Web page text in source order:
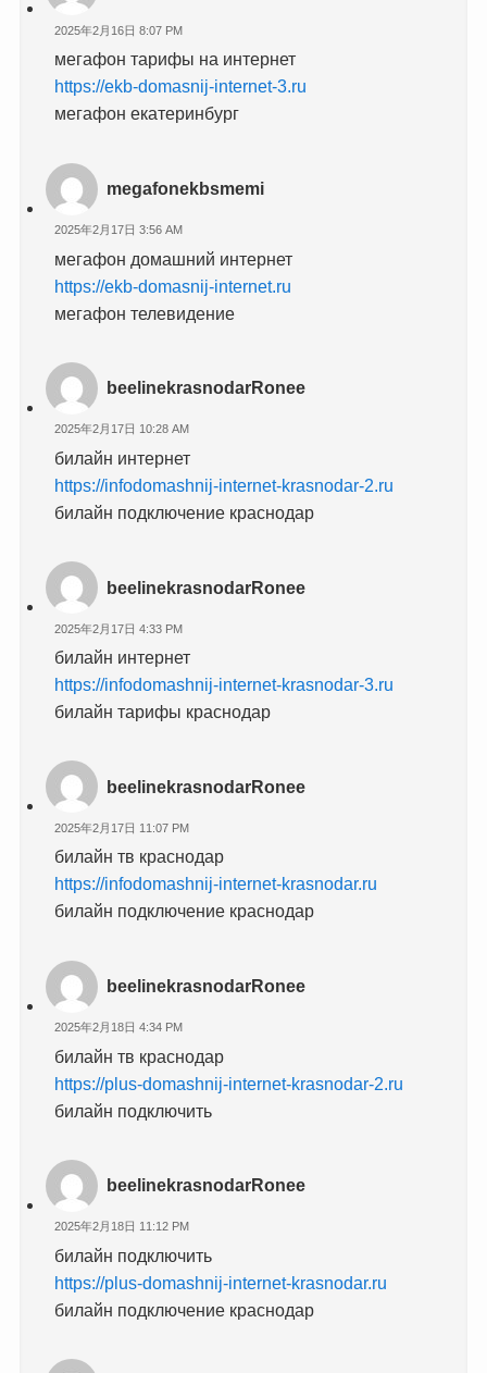
2025年2月16日 8:07 PM
мегафон тарифы на интернет
https://ekb-domasnij-internet-3.ru
мегафон екатеринбург
megafonekbsmemi
2025年2月17日 3:56 AM
мегафон домашний интернет
https://ekb-domasnij-internet.ru
мегафон телевидение
beelinekrasnodarRonee
2025年2月17日 10:28 AM
билайн интернет
https://infodomashnij-internet-krasnodar-2.ru
билайн подключение краснодар
beelinekrasnodarRonee
2025年2月17日 4:33 PM
билайн интернет
https://infodomashnij-internet-krasnodar-3.ru
билайн тарифы краснодар
beelinekrasnodarRonee
2025年2月17日 11:07 PM
билайн тв краснодар
https://infodomashnij-internet-krasnodar.ru
билайн подключение краснодар
beelinekrasnodarRonee
2025年2月18日 4:34 PM
билайн тв краснодар
https://plus-domashnij-internet-krasnodar-2.ru
билайн подключить
beelinekrasnodarRonee
2025年2月18日 11:12 PM
билайн подключить
https://plus-domashnij-internet-krasnodar.ru
билайн подключение краснодар